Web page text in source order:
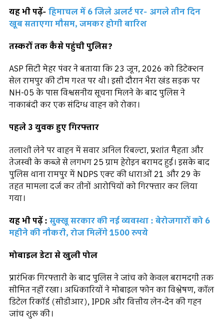
यह भी पढ़ें- हिमाचल में 6 जिले अलर्ट पर- अगले तीन दिन
खूब सताएगा मौसम, जमकर होगी बारिश
तस्करों तक कैसे पहुंची पुलिस?
ASP सिटी मेहर पंवर ने बताया कि 23 जून, 2026 को डिटेक्शन
सेल रामपुर की टीम गश्त पर थी। इसी दौरान भैरा खंड सड़क पर
NH-05 के पास विश्वसनीय सूचना मिलने के बाद पुलिस ने
नाकाबंदी कर एक संदिग्ध वाहन को रोका।
पहले 3 युवक हुए गिरफ्तार
तलाशी लेने पर वाहन में सवार अनिल रिबल्टा, प्रशांत मैहता और
तेजस्वी के कब्जे से लगभग 25 ग्राम हेरोइन बरामद हुई। इसके बाद
पुलिस थाना रामपुर में NDPS एक्ट की धाराओं 21 और 29 के
तहत मामला दर्ज कर तीनों आरोपियों को गिरफ्तार कर लिया
गया।
यह भी पढ़ें : सुक्खू सरकार की नई व्यवस्था : बेरोजगारों को 6
महीने की नौकरी, रोज मिलेंगे 1500 रुपये
मोबाइल डेटा से खुली पोल
प्रारंभिक गिरफ्तारी के बाद पुलिस ने जांच को केवल बरामदगी तक
सीमित नहीं रखा। अधिकारियों ने मोबाइल फोन का विश्लेषण, कॉल
डिटेल रिकॉर्ड (सीडीआर), IPDR और वित्तीय लेन-देन की गहन
जांच शुरू की।